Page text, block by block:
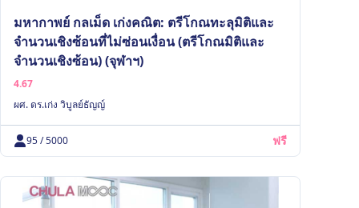
มหากาพย์ กลเม็ด เก่งคณิต: ตรีโกณทะลุมิติและ
จำนวนเชิงซ้อนที่ไม่ซ่อนเงื่อน (ตรีโกณมิติและ
จำนวนเชิงซ้อน) (จุฬาฯ)
4.67
ผศ. ดร.เก่ง วิบูลย์ธัญญ์
95 / 5000 ฟรี